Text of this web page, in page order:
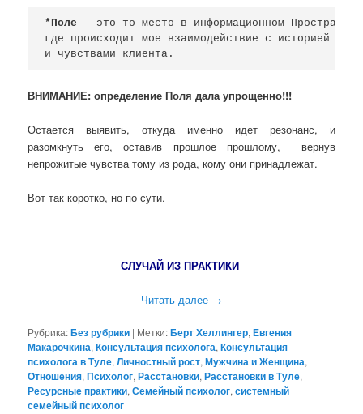
*Поле – это то место в информационном
где происходит мое взаимодействие с историей
и чувствами клиента.
ВНИМАНИЕ: определение Поля дала упрощенно!!!
Остается выявить, откуда именно идет резонанс, и
разомкнуть его, оставив прошлое прошлому, вернув
непрожитые чувства тому из рода, кому они принадлежат.
Вот так коротко, но по сути.
СЛУЧАЙ ИЗ ПРАКТИКИ
Читать далее →
Рубрика:Без рубрики | Метки:Берт Хеллингер,Евгения
Макарочкина,Консультация психолога,Консультация
психолога в Туле,Личностный рост,Мужчина и Женщина,
Отношения,Психолог,Расстановки,Расстановки в Туле,
Ресурсные практики,Семейный психолог,системный
семейный психолог